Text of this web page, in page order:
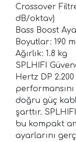
Crossover
dB/oktav)
Bass Boost
Boyutlar: 190
Ağırlık: 1.8 kg
SPLHIFI
Hertz DP
doğru güç
şarttır.
bu kompakt
ayarlarını